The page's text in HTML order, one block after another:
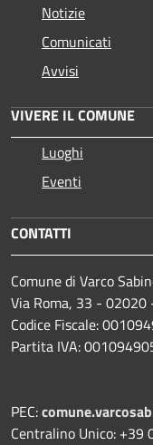
Notizie
Comunicati
Avvisi
VIVERE IL COMUNE
Luoghi
Eventi
CONTATTI
Comune di Varco
Via Roma, 33 - 02020
Codice Fiscale:
Partita IVA:
PEC:
Centralino Unico: